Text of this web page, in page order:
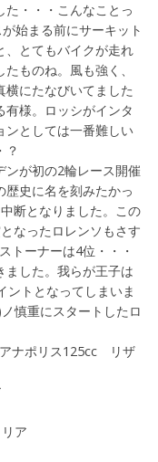
た・・・こんなことっ
始まる前にサーキット
、とてもバイクが走れ
ものね。風も強く、
にたなびいてました
有様。ロッシがインタ
ンとしては一番難しい
？
ンが初の2輪レース開催
歴史に名を刻みたかっ
断となりました。この
なったロレンソもさす
トーナーは4位・・・
ました。我らが王子は
ントとなってしまいま
慎重にスタートしたロ
ナポリス125cc リザ
ア